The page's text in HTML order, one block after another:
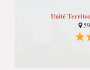
Unité